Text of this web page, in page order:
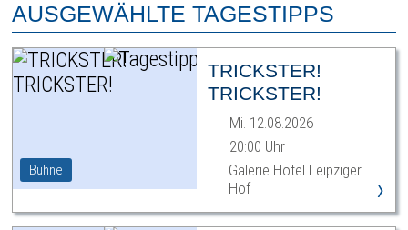
AUSGEWÄHLTE TAGESTIPPS
Bühne
TRICKSTER!
TRICKSTER!
Mi. 12.08.2026
20:00 Uhr
Galerie Hotel Leipziger
Hof
›